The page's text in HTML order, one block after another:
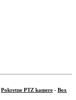
Pokretne PTZ kamere - Box